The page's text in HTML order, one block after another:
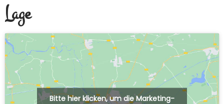
Lage
Bitte hier klicken, um die Marketing-